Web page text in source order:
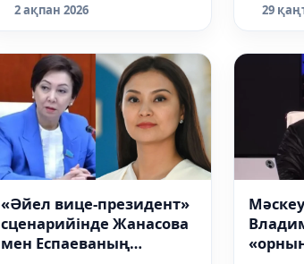
республиканың...
2 ақпан 2026 29
«Әйел вице-президент»
сценарийінде Жанасова
мен Еспаеваның